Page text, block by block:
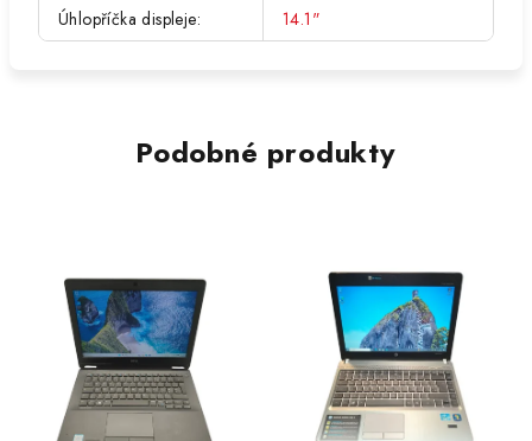
Úhlopříčka displeje: 14.1"
Podobné produkty